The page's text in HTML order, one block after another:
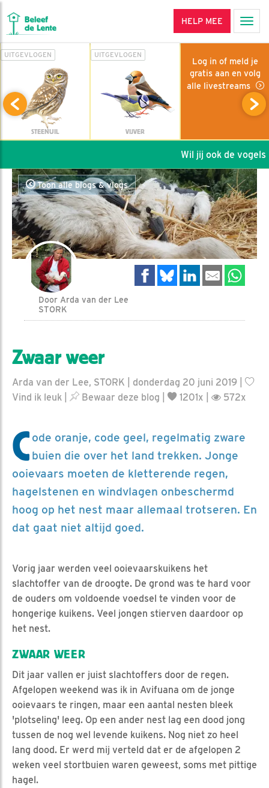
HELP MEE
UITGEVLOGEN
STEENUIL
UITGEVLOGEN
VIJVER
Log in of meld je
gratis aan en volg
alle livestreams
Wil jij ook de vogels
Toon alle blogs & vlogs
Door Arda van der Lee
STORK
Zwaar weer
Arda van der Lee, STORK | donderdag 20 juni 2019 |
Vind ik leuk
Bewaar deze blog 1201x | 572x
Code oranje, code geel, regelmatig zware
buien die over het land trekken. Jonge
ooievaars moeten de kletterende regen,
hagelstenen en windvlagen onbeschermd
hoog op het nest maar allemaal trotseren. En
dat gaat niet altijd goed.
Vorig jaar werden veel ooievaarskuikens het
slachtoffer van de droogte. De grond was te hard voor
de ouders om voldoende voedsel te vinden voor de
hongerige kuikens. Veel jongen stierven daardoor op
het nest.
ZWAAR WEER
Dit jaar vallen er juist slachtoffers door de regen.
Afgelopen weekend was ik in Avifuana om de jonge
ooievaars te ringen, maar een aantal nesten bleek
'plotseling' leeg. Op een ander nest lag een dood jong
tussen de nog wel levende kuikens. Nog niet zo heel
lang dood. Er werd mij verteld dat er de afgelopen 2
weken veel stortbuien waren geweest, soms met pittige
hagel.